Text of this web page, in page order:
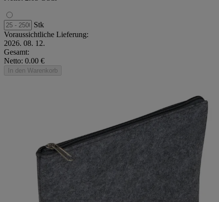
Stk
Voraussichtliche Lieferung:
2026. 08. 12.
Gesamt:
Netto: 0.00 €
In den Warenkorb